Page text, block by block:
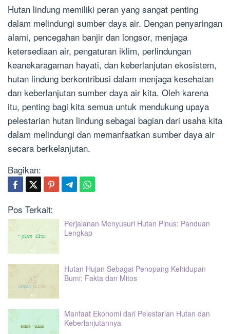
Hutan lindung memiliki peran yang sangat penting
dalam melindungi sumber daya air. Dengan penyaringan
alami, pencegahan banjir dan longsor, menjaga
ketersediaan air, pengaturan iklim, perlindungan
keanekaragaman hayati, dan keberlanjutan ekosistem,
hutan lindung berkontribusi dalam menjaga kesehatan
dan keberlanjutan sumber daya air kita. Oleh karena
itu, penting bagi kita semua untuk mendukung upaya
pelestarian hutan lindung sebagai bagian dari usaha kita
dalam melindungi dan memanfaatkan sumber daya air
secara berkelanjutan.
Bagikan:
Pos Terkait:
Perjalanan Menyusuri Hutan Pinus: Panduan
Lengkap
Hutan Hujan Sebagai Penopang Kehidupan
Bumi: Fakta dan Mitos
Manfaat Ekonomi dari Pelestarian Hutan dan
Keberlanjutannya